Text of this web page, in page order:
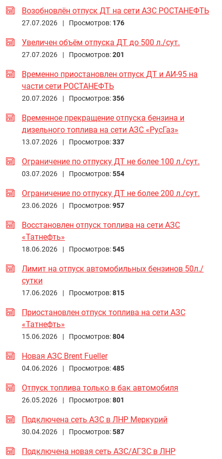
Возобновлён отпуск ДТ на сети АЗС РОСТАНЕФТЬ
27.07.2026 | Просмотров: 176
Увеличен объём отпуска ДТ до 500 л./сут.
27.07.2026 | Просмотров:201
Временно приостановлен отпуск ДТ и АИ-95 на
части сети РОСТАНЕФТЬ
20.07.2026 | Просмотров:356
Временное прекращение отпуска бензина и
дизельного топлива на сети АЗС «РусГаз»
13.07.2026 | Просмотров:337
Ограничение по отпуску ДТ не более 100 л./сут.
03.07.2026 | Просмотров:554
Ограничение по отпуску ДТ не более 200 л./сут.
23.06.2026 | Просмотров:957
Восстановлен отпуск топлива на сети АЗС
«Татнефть»
18.06.2026 | Просмотров:545
Лимит на отпуск автомобильных бензинов 50л./
сутки
17.06.2026 | Просмотров:815
Приостановлен отпуск топлива на сети АЗС
«Татнефть»
15.06.2026 | Просмотров:804
Новая АЗС Brent Fueller
04.06.2026 | Просмотров:485
Отпуск топлива только в бак автомобиля
26.05.2026 | Просмотров:801
Подключена сеть АЗС в ЛНР Меркурий
30.04.2026 | Просмотров:587
Подключена новая сеть АЗС/АГЗС в ЛНР